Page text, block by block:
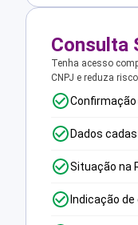
Consulta
Tenha acesso
CNPJ e reduza
Confirmação
Dados
Situação na
Indicação